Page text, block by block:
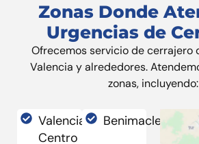
Zonas Donde
Urgencias de
Ofrecemos servicio de cerrajero
Valencia y alrededores.
zonas, incluyendo:
Valencia
Centro
Benimaclet